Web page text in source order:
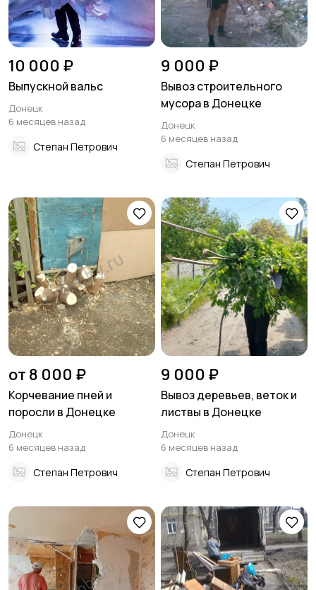
10 000 ₽
Выпускной вальс
Донецк
6 месяцев назад
Степан Петрович
9 000 ₽
Вывоз строительного
мусора в Донецке
Донецк
6 месяцев назад
Степан Петрович
от 8 000 ₽
Корчевание пней и
поросли в Донецке
Донецк
6 месяцев назад
Степан Петрович
9 000 ₽
Вывоз деревьев, веток и
листвы в Донецке
Донецк
6 месяцев назад
Степан Петрович